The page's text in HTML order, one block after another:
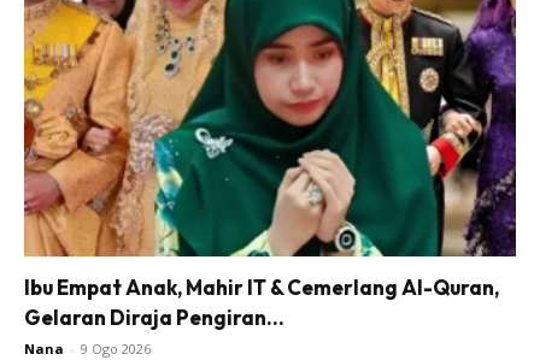
sahaja. Lagi mudah untuk tengok sekali imbas dan ambil
dari menyelongkar sampai ke dasar beg, takut kacau baju
lain yang dah dilipat cantik. Malah menggulung baju pun
amat menjimatkan ruang.
Untuk baju yang mudah berkedut (biasanya baju raya
perempuan), gosok dahulu baju cantik2 dan simpan dalam
baju pelindung plastik sebelum dilipat kemas. Plastik itu
akan melindungi baju dari sebarang kedutan yang
menjengkelkan.
Ibu Empat Anak, Mahir IT & Cemerlang Al-Quran,
Gelaran Diraja Pengiran...
Nana - 9 Ogo 2026